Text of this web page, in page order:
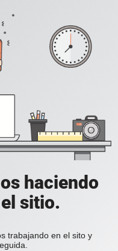
haciendo
sitio.
trabajando en el sito y